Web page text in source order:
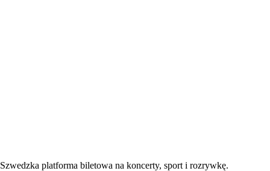
Szwedzka platforma biletowa na koncerty, sport i rozrywkę.